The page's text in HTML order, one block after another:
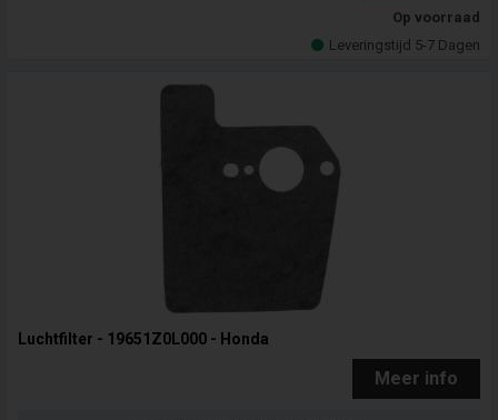
Op voorraad
Leveringstijd 5-7 Dagen
Luchtfilter - 19651Z0L000 - Honda
Meer info